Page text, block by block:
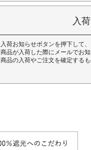
入
入荷お知らせボタンを押下して
商品が入荷した際にメールでお知
商品の入荷やご注文を確定するも